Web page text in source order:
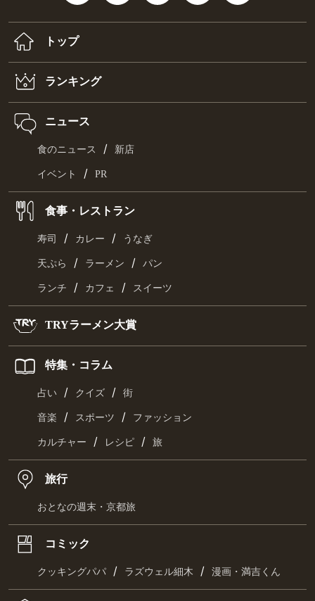
トップ
ランキング
ニュース
食のニュース / 新店
イベント / PR
食事・レストラン
寿司 / カレー / うなぎ
天ぷら / ラーメン / パン
ランチ / カフェ / スイーツ
TRYラーメン大賞
特集・コラム
占い / クイズ / 街
音楽 / スポーツ / ファッション
カルチャー / レシピ / 旅
旅行
おとなの週末・京都旅
コミック
クッキングパパ / ラズウェル細木 / 漫画・満吉くん